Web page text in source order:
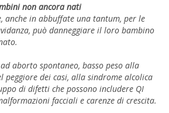
non ancora nati
anche in abbuffate una tantum, per le
può danneggiare il loro bambino
aborto spontaneo, basso peso alla
peggiore dei casi, alla sindrome alcolica
di difetti che possono includere QI
facciali e carenze di crescita.